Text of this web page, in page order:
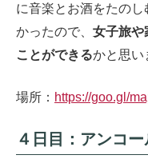
に音楽とお酒をたの
かったので、 女子旅や
ことができるかと思い
場所： https://goo.gl/
４日目：アンコ